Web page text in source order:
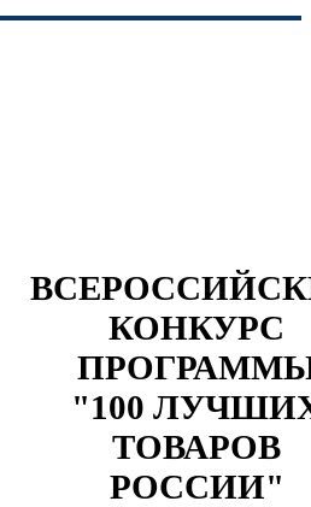
КОНКУРС
"100
ТОВАРОВ
РОССИИ"